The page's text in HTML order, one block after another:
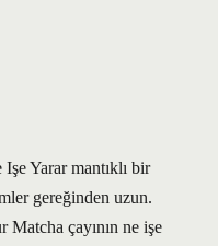
Yarar mantıklı bir
gereğinden uzun.
çayının ne işe